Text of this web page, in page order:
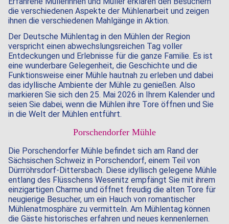
die verschiedenen Aspekte der Mühlenarbeit und zeigen
ihnen die verschiedenen Mahlgänge in Aktion.
Der Deutsche Mühlentag in den Mühlen der Region
verspricht einen abwechslungsreichen Tag voller
Entdeckungen und Erlebnisse für die ganze Familie. Es ist
eine wunderbare Gelegenheit, die Geschichte und die
Funktionsweise einer Mühle hautnah zu erleben und dabei
das idyllische Ambiente der Mühle zu genießen. Also
markieren Sie sich den 25. Mai 2026 in Ihrem Kalender und
seien Sie dabei, wenn die Mühlen ihre Tore öffnen und Sie
in die Welt der Mühlen entführt.
Porschendorfer Mühle
Die Porschendorfer Mühle befindet sich am Rand der
Sächsischen Schweiz in Porschendorf, einem Teil von
Dürrröhrsdorf-Dittersbach. Diese idyllisch gelegene Mühle
entlang des Flüsschens Wesenitz empfängt Sie mit ihrem
einzigartigen Charme und öffnet freudig die alten Tore für
neugierige Besucher, um ein Hauch von romantischer
Mühlenatmosphäre zu vermitteln. Am Mühlentag können
die Gäste historisches erfahren und neues kennenlernen.